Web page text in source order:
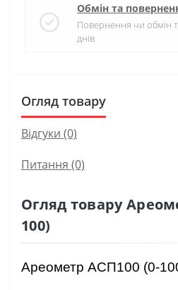
Обмін та
Повернення чи обмін
днів
Огляд товару
Відгуки (0)
Питання (0)
Огляд товару
100)
Ареометр АСП100 (0-